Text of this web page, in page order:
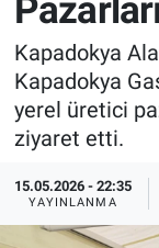
Kapadokya
Kapadokya
yerel üretici
ziyaret etti.
15.05.2026 - 22:35
YAYINLANMA
Sağlık
Yerel
Genel
Asayiş
İlan -
Türkiye
Sizden
Yaşam
İlan -
Türkiye
Sizden